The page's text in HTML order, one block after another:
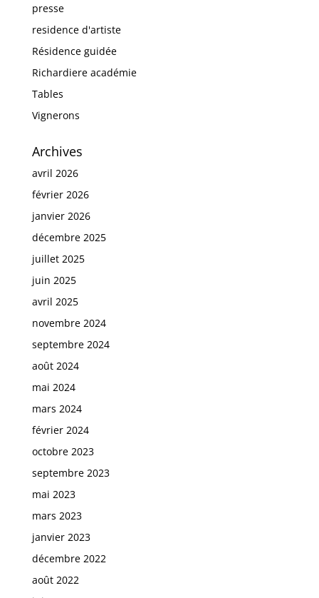
presse
residence d'artiste
Résidence guidée
Richardiere académie
Tables
Vignerons
Archives
avril 2026
février 2026
janvier 2026
décembre 2025
juillet 2025
juin 2025
avril 2025
novembre 2024
septembre 2024
août 2024
mai 2024
mars 2024
février 2024
octobre 2023
septembre 2023
mai 2023
mars 2023
janvier 2023
décembre 2022
août 2022